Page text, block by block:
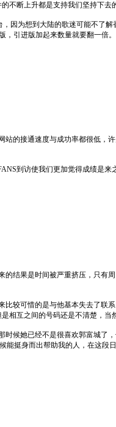
断上升都是支持我们坚持下去
为想到大陆的歌迷可能不了
引进版加起来数量就要翻一倍。
的接通速度与成功率都很低，
到访使我们更加觉得成绩是来
果是时间被严重挤压，只有
可惜的是与他基本失去了联
相互之间的号码还是不清楚，当
她已经不是很喜欢郭富城了
挺身而出帮助我的人，在这段